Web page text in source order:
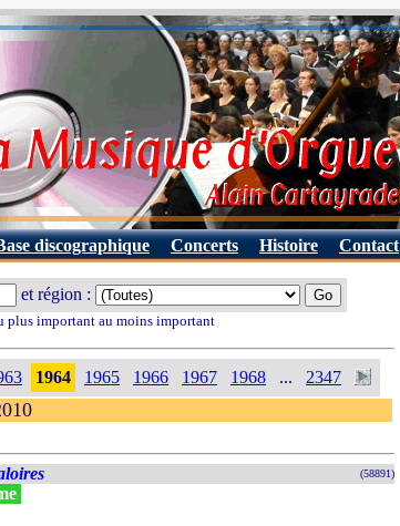
discographique Concerts Histoire Contact
et région :
plus important au moins important
1964 1965 1966 1967 1968 ... 2347
(58891)